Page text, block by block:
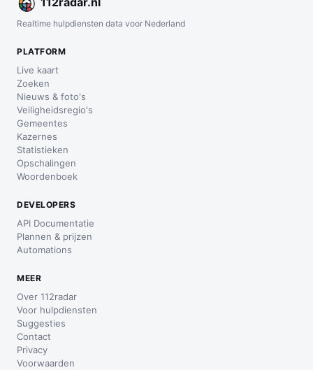
Realtime hulpdiensten data voor Nederland
PLATFORM
Live kaart
Zoeken
Nieuws & foto's
Veiligheidsregio's
Gemeentes
Kazernes
Statistieken
Opschalingen
Woordenboek
DEVELOPERS
API Documentatie
Plannen & prijzen
Automations
MEER
Over 112radar
Voor hulpdiensten
Suggesties
Contact
Privacy
Voorwaarden